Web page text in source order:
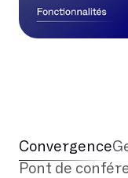
Convergence
Pont de